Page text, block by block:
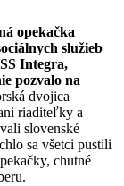
opekačka
služieb
Integra,
pozvalo na
dvojica
riaditeľky a
slovenské
sa všetci pustili
chutné